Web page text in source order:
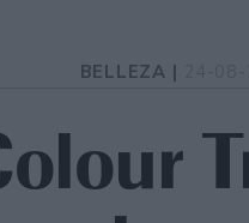
BELLEZA |